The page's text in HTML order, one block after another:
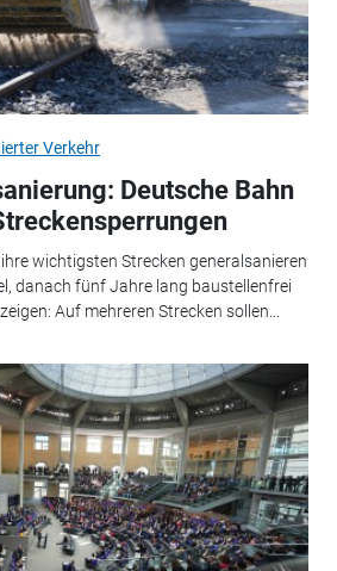
Verkehr
Deutsche Bahn
wichtigsten Strecken generalsanieren
danach fünf Jahre lang baustellenfrei
Auf mehreren Strecken sollen...